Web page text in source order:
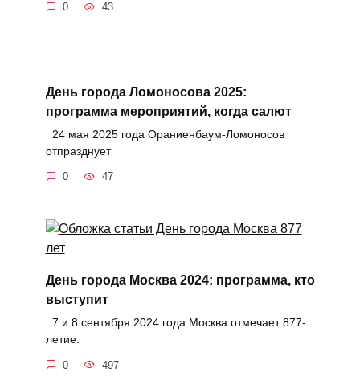
0 43
День города Ломоносова 2025:
программа мероприятий, когда салют
24 мая 2025 года Ораниенбаум-Ломоносов
отпразднует
0 47
День города Москва 2024: программа, кто
выступит
7 и 8 сентября 2024 года Москва отмечает 877-
летие.
0 497